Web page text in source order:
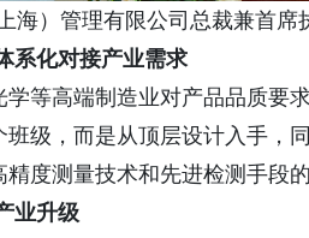
海）管理有限公司总裁兼首
系化对接产业需求
学等高端制造业对产品品质要
级，而是从顶层设计入手，
度测量技术和先进检测手段
业升级